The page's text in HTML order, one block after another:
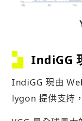
IndiGG
IndiGG 現由
lygon 提供支持